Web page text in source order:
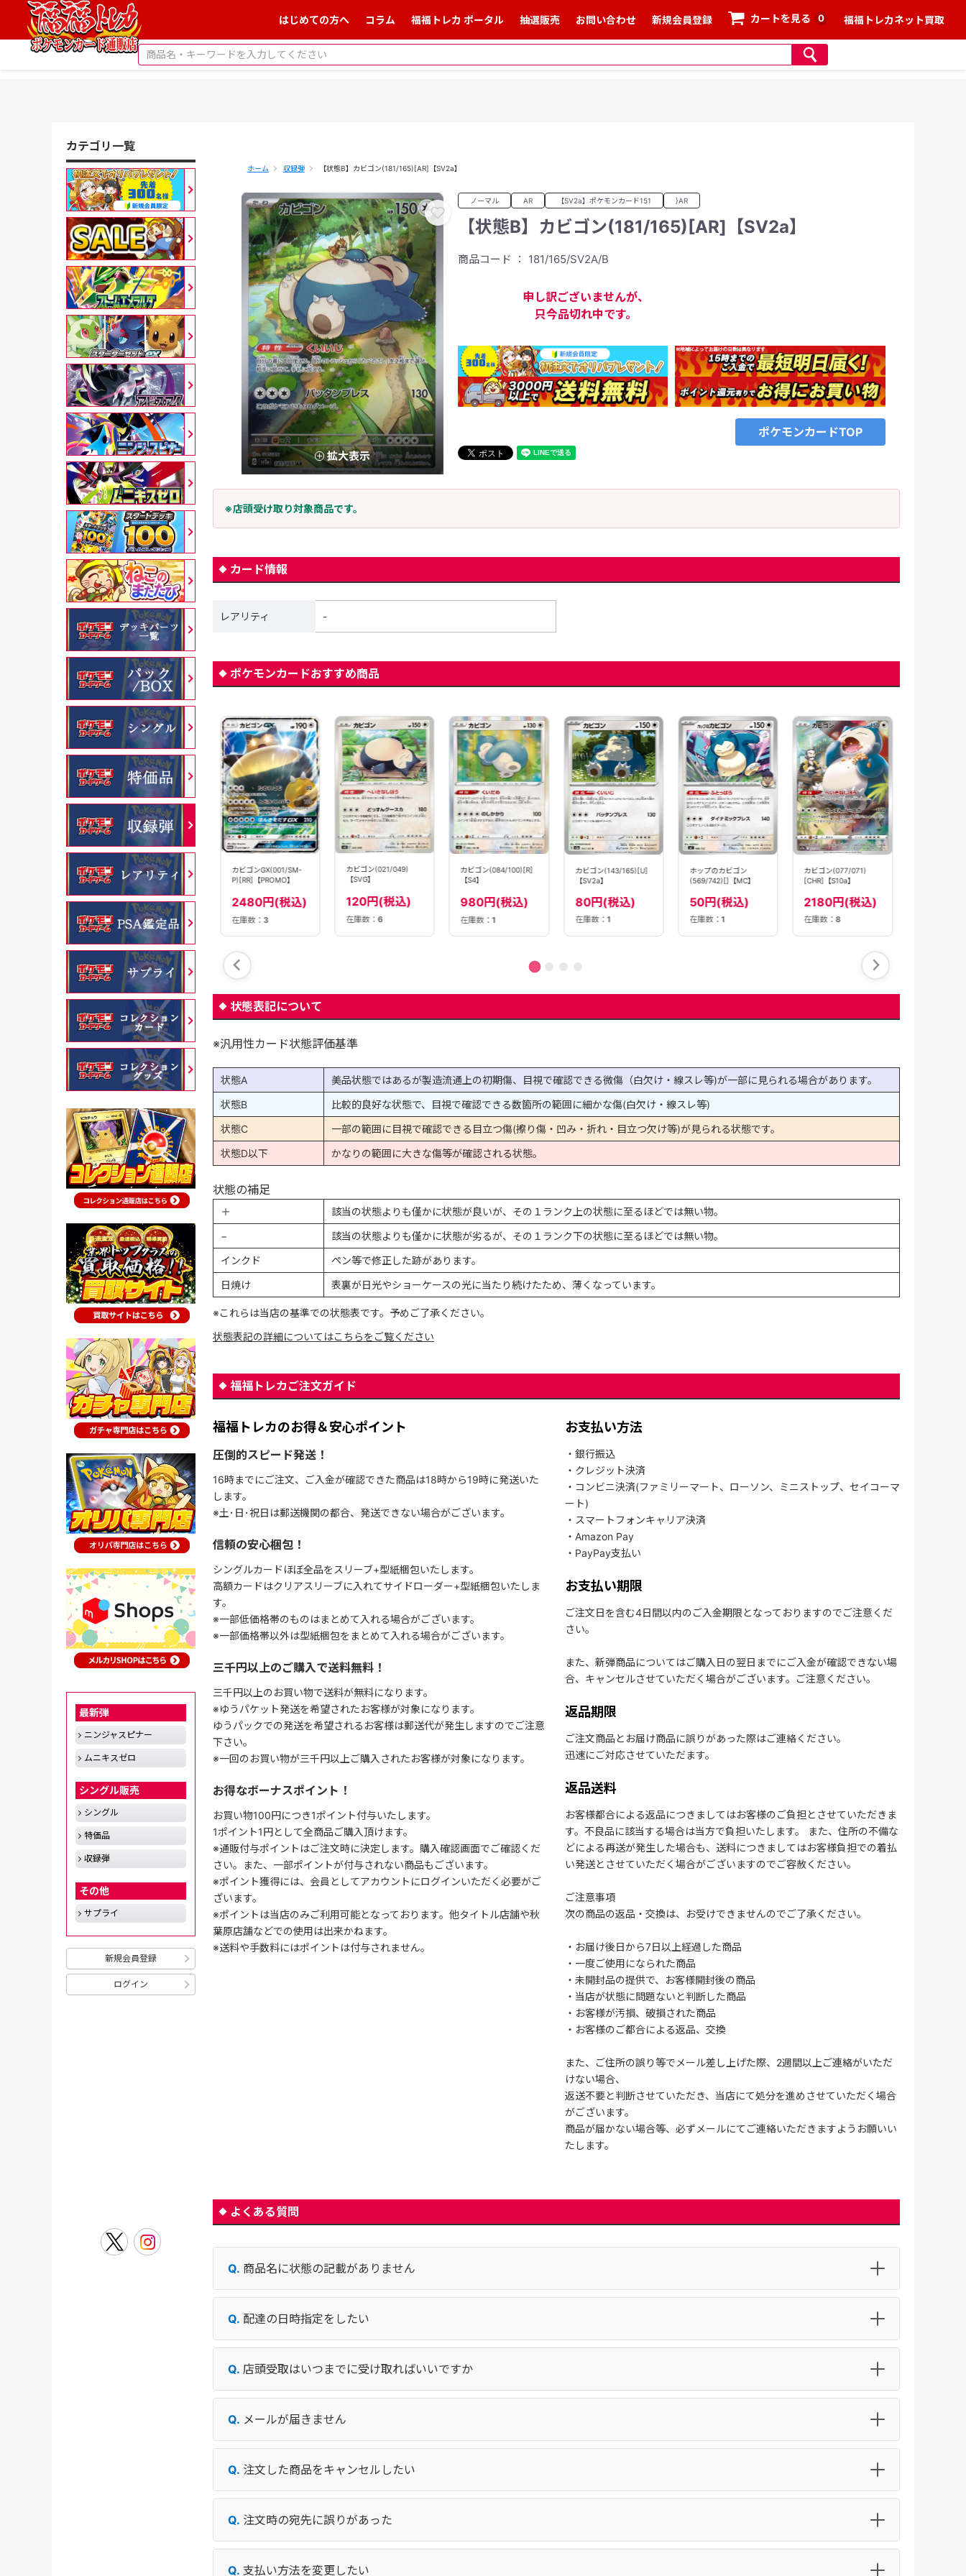
はじめての方へ コラム 福福トレカ ポータル 抽選販売 お問い合わせ 新規会員登録 カートを見る 0 福福トレカネット買取
ホーム 収録弾 【状態B】カビゴン(181/165)[AR]【SV2a】
拡大表示
ノーマル AR 【SV2a】ポケモンカード151 }AR
【状態B】カビゴン(181/165)[AR]【SV2a】
商品コード ： 181/165/SV2A/B
申し訳ございませんが、
只今品切れ中です。
ポケモンカードTOP
※店頭受け取り対象商品です。
カード情報
レアリティ -
ポケモンカードおすすめ商品
ールミラー］(136/193)
150円(税込)
カビゴン(568/742)[]
【MC】
180円(税込)
在庫数：17
カビゴンGX(001/SM-
P)[RR]【PROMO】
2480円(税込)
在庫数： 3
カビゴン(021/049)
【SVG】
120円(税込)
在庫数：6
カビゴン(084/100)[R]
【S4】
980円(税込)
在庫数：1
カビゴン(143/165)[U]
【SV2a】
80円(税込)
在庫数： 1
ホップのカビゴン
(569/742)[]【MC】
50円(税込)
在庫数：1
カビゴン(077/071)
[CHR]【S10a】
2180円(税込)
在庫数：8
状態表記について
※汎用性カード状態評価基準
状態A
美品状態ではあるが製造流通上の初期傷、目視で確認できる微傷（白欠け・線スレ等)が一部に見られる場合があります。
状態B
比較的良好な状態で、目視で確認できる数箇所の範囲に細かな傷(白欠け・線スレ等)
状態C
一部の範囲に目視で確認できる目立つ傷(擦り傷・凹み・折れ・目立つ欠け等)が見られる状態です。
状態D以下
かなりの範囲に大きな傷等が確認される状態。
状態の補足
＋
該当の状態よりも僅かに状態が良いが、その１ランク上の状態に至るほどでは無い物。
−
該当の状態よりも僅かに状態が劣るが、その１ランク下の状態に至るほどでは無い物。
インクド
ペン等で修正した跡があります。
日焼け
表裏が日光やショーケースの光に当たり続けたため、薄くなっています。
※これらは当店の基準での状態表です。予めご了承ください。
状態表記の詳細についてはこちらをご覧ください
福福トレカご注文ガイド
福福トレカのお得＆安心ポイント
圧倒的スピード発送！
16時までにご注文、ご入金が確認できた商品は18時から19時に発送いた
します。
※土･日･祝日は郵送機関の都合、発送できない場合がございます。
信頼の安心梱包！
シングルカードほぼ全品をスリーブ+型紙梱包いたします。
高額カードはクリアスリーブに入れてサイドローダー+型紙梱包いたしま
す。
※一部低価格帯のものはまとめて入れる場合がございます。
※一部価格帯以外は型紙梱包をまとめて入れる場合がございます。
三千円以上のご購入で送料無料！
三千円以上のお買い物で送料が無料になります。
※ゆうパケット発送を希望されたお客様が対象になります。
ゆうパックでの発送を希望されるお客様は郵送代が発生しますのでご注意
下さい。
※一回のお買い物が三千円以上ご購入されたお客様が対象になります。
お得なボーナスポイント！
お買い物100円につき1ポイント付与いたします。
1ポイント1円として全商品ご購入頂けます。
※通販付与ポイントはご注文時に決定します。購入確認画面でご確認くだ
さい。また、一部ポイントが付与されない商品もございます。
※ポイント獲得には、会員としてアカウントにログインいただく必要がご
ざいます。
※ポイントは当店のみご利用可能となっております。他タイトル店舗や秋
葉原店舗などでの使用は出来かねます。
※送料や手数料にはポイントは付与されません。
お支払い方法
・銀行振込
・クレジット決済
・コンビニ決済(ファミリーマート、ローソン、ミニストップ、セイコーマ
ート)
・スマートフォンキャリア決済
・Amazon Pay
・PayPay支払い
お支払い期限
ご注文日を含む4日間以内のご入金期限となっておりますのでご注意くだ
さい。
また、新弾商品についてはご購入日の翌日までにご入金が確認できない場
合、キャンセルさせていただく場合がございます。ご注意ください。
返品期限
ご注文商品とお届け商品に誤りがあった際はご連絡ください。
迅速にご対応させていただます。
返品送料
お客様都合による返品につきましてはお客様のご負担とさせていただきま
す。不良品に該当する場合は当方で負担いたします。 また、住所の不備な
どによる再送が発生した場合も、送料につきましてはお客様負担での着払
い発送とさせていただく場合がございますのでご容赦ください。
ご注意事項
次の商品の返品・交換は、お受けできませんのでご了承ください。
・お届け後日から7日以上経過した商品
・一度ご使用になられた商品
・未開封品の提供で、お客様開封後の商品
・当店が状態に問題ないと判断した商品
・お客様が汚損、破損された商品
・お客様のご都合による返品、交換
また、ご住所の誤り等でメール差し上げた際、2週間以上ご連絡がいただ
けない場合、
返送不要と判断させていただき、当店にて処分を進めさせていただく場合
がございます。
商品が届かない場合等、必ずメールにてご連絡いただきますようお願いい
たします。
よくある質問
商品名に状態の記載がありません
配達の日時指定をしたい
店頭受取はいつまでに受け取ればいいですか
メールが届きません
注文した商品をキャンセルしたい
注文時の宛先に誤りがあった
支払い方法を変更したい
カテゴリ一覧
最新弾
ニンジャスピナー
ムニキスゼロ
シングル販売
シングル
特価品
収録弾
その他
サプライ
新規会員登録
ログイン